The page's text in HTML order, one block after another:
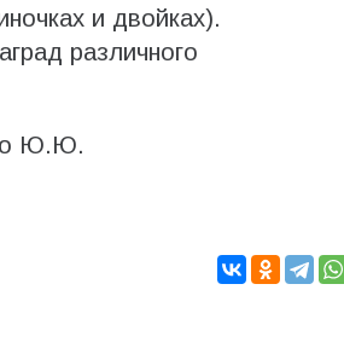
и двойках).
различного
Ю.Ю.